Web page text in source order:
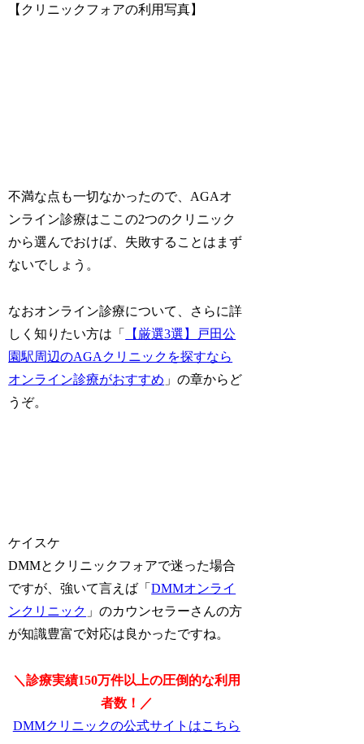
【 クリニックフォアの利用写真】
不満な点も一切なかったので、AGAオ
ンライン診療はここの2つのクリニック
から選んでおけば、失敗することはまず
ないでしょう。
なおオンライン診療について、さらに詳
しく知りたい方は「
【厳選3選】戸田公
園駅周辺のAGAクリニックを探すなら
オンライン診療がおすすめ 」の章からど
うぞ。
ケイスケ
DMMとクリニックフォアで迷った場合
ですが、強いて言えば「DMMオンライ
ンクリニック 」のカウンセラーさんの方
が知識豊富で対応は良かったですね。
＼診療実績150万件以上の圧倒的な利用
者数！／
DMMクリニックの公式サイトはこちら